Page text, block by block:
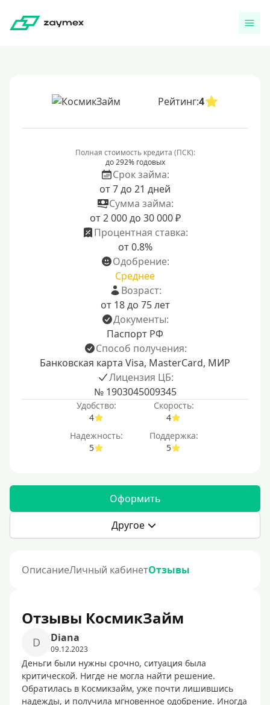
Рейтинг:4
Полная стоимость кредита (ПСК):
до 292% годовых
Срок займа:
от 7 до 21 дней
Сумма займа:
от 2 000 до 30 000 ₽
Процентная ставка:
от 0.8%
Одобрение:
Среднее
Возраст:
от 18 до 75 лет
Документы:
Паспорт РФ
Способ получения:
Банковская карта Visa, MasterCard, МИР
Лицензия ЦБ:
№ 1903045009345
Удобство:
4
Скорость:
4
Надежность:
5
Поддержка:
5
Оформить
Другое
ОписаниеЛичный кабинетОтзывы
Отзывы КосмикЗайм
D Diana
09.12.2023
Деньги были нужны срочно, ситуация была
критической. Нигде не могла найти решение.
Обратилась в Космикзайм, уже почти лишившись
надежды, и получила мгновенное одобрение. Иногда